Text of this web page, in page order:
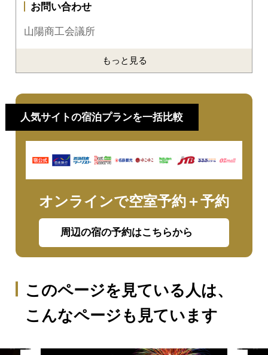
お問い合わせ
山陽商工会議所
もっと見る
人気サイトの宿泊プランを一括比較
オンラインで空室予約＋予約
周辺の宿の予約はこちらから
このページを見ている人は、
こんなページも見ています